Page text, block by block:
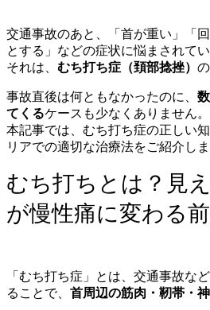
交通事故のあと、「首が重い」「
とする」などの症状に悩まされて
それは、 むち打ち症（頚部捻挫）
事故直後は何ともなかったのに、
てくるケースも少なくありません。
本記事では、むち打ち症の正しい
リアでの適切な治療法をご紹介しま
むち打ちとは？見
が慢性痛に変わる
「むち打ち症」とは、交通事故な
ることで、 首周辺の筋肉・靭帯・